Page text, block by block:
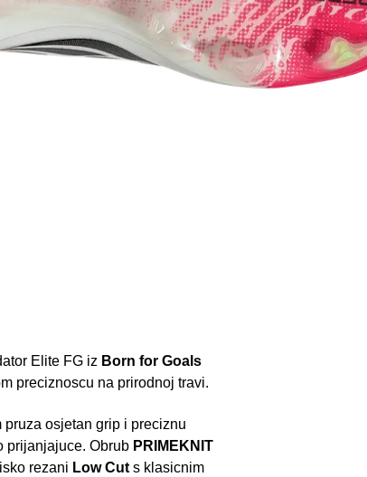
Elite FG iz Born for Goals
preciznoscu na prirodnoj travi.
osjetan grip i preciznu
prijanjajuce. Obrub PRIMEKNIT
rezani Low Cuts klasicnim